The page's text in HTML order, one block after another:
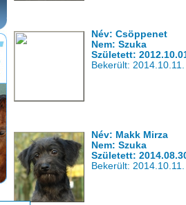
Név: Csöppenet
Nem: Szuka
Született:
Bekerült: 2014.10.11.
Név: Makk Mirza
Nem: Szuka
Született:
Bekerült: 2014.10.11.